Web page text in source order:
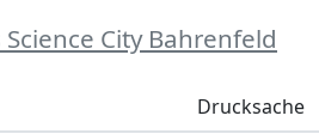
City Bahrenfeld
Drucksache